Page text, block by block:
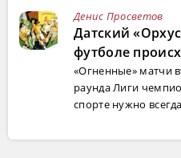
Денис Просветов
Датский
футболе
«Огненные» матчи
раунда Лиги
спорте нужно